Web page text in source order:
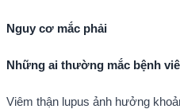
Nguy cơ mắc phải
Những ai thường mắc bệnh
Viêm thận lupus ảnh hưởng